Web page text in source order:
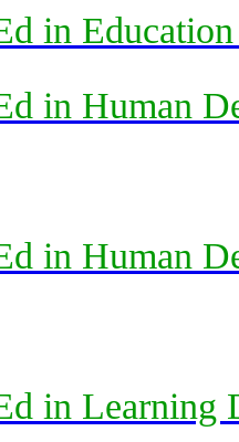
in
in Human
in Human
in Learning